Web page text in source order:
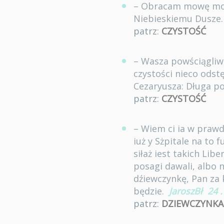
– Obracam mowę
Niebieskiemu
patrz: CZYSTOŚĆ
– Wasza
czystości nieco
Cezaryusza: Długa
patrz: CZYSTOŚĆ
– Wiem ci ia w
iuż y Sżpitale na to
siłaż iest takich
posagi dawali, albo
dźiewczynkę, Pan
będzie. JaroszBł 24 .
patrz: DZIEWCZYNKA